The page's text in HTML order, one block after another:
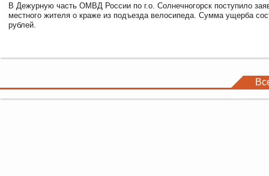
В Дежурную часть ОМВД России по г.о. Солнечногорск поступило
местного жителя о краже из подъезда велосипеда. Сумма ущерба
рублей.